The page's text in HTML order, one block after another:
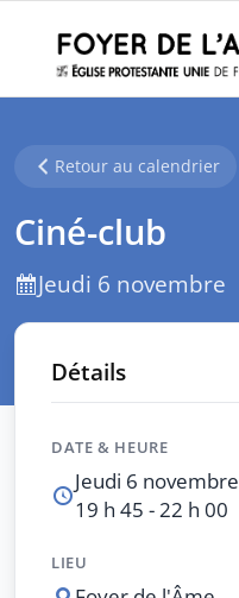
Retour au calendrier
Ciné-club
Jeudi 6 novembre
Détails
DATE & HEURE
Jeudi 6 novembre
19 h 45 - 22 h 00
LIEU